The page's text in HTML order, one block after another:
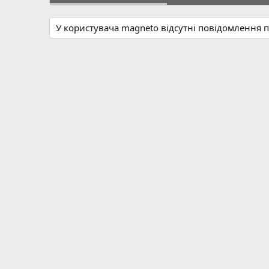
У користувача magneto відсутні повідомлення